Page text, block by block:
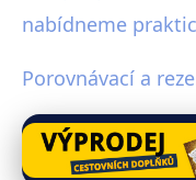
nabídneme
Porovnávací a